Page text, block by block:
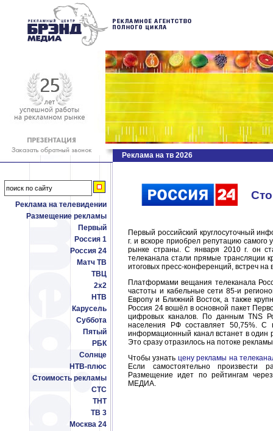
Реклама на телевидении
Размещение рекламы
Первый
Россия 1
Россия 24
Матч ТВ
ТВЦ
2x2
НТВ
Карусель
Суббота
Пятый
РБК
Солнце
НТВ-плюс
Стоимость рекламы
СТС
ТНТ
ТВ 3
Москва 24
Реклама на тв 2026
Первый российский круглосуточный
г. и вскоре приобрел репутацию
рынке страны. С января 2010 г. он
телеканала стали прямые трансляции
итоговых пресс-конференций, встреч на
Платформами вещания телеканала
частоты и кабельные сети 85-и
Европу и Ближний Восток, а также
Россия 24 вошёл в основной пакет
цифровых каналов. По данным TNS
населения РФ составляет 50,75%.
информационный канал встанет в один
Это сразу отразилось на потоке
Чтобы узнать цену рекламы на
Если самостоятельно произвести
Размещение идет по рейтингам
МЕДИА.